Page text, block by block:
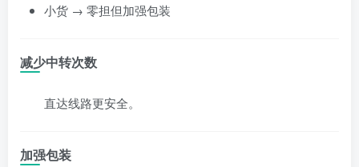
小货 → 零担但加强包装
减少中转次数
直达线路更安全。
加强包装